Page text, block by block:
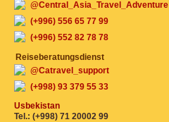
@Central_Asia_Travel_Adventure
(+996) 556 65 77 99
(+996) 552 82 78 78
Reiseberatungsdienst
@Catravel_support
(+998) 93 379 55 33
Usbekistan
Tel.: (+998) 71 20002 99